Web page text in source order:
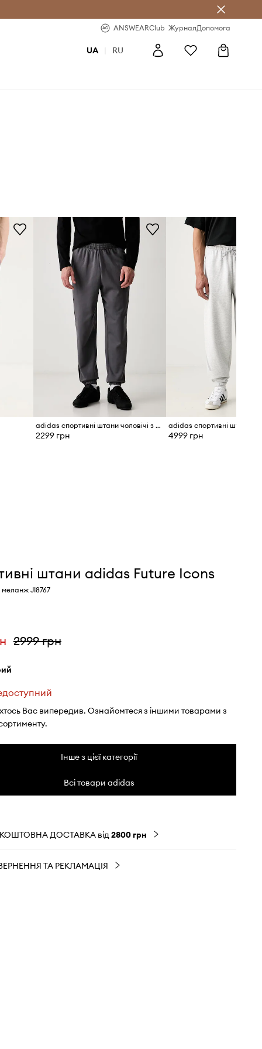
ANSWEARClub ЖурналДопомога
UA | RU
adidas спортивні штани чоловічі з бавовною Three Stripes
2299 грн 4999 грн
штани adidas Future Icons
меланж JI8767
2999 грн
Вас випередив. Ознайомтеся з іншими товарами з
Інше з цієї категорії
Всі товари adidas
ДОСТАВКА від2800 грн
ТА РЕКЛАМАЦІЯ